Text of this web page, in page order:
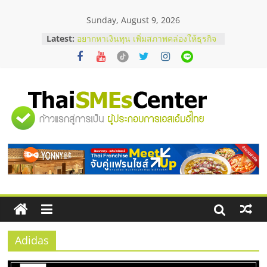
Sunday, August 9, 2026
Latest: อยากหาเงินทุน เพิ่มสภาพคล่องให้ธุรกิจ
เริ่มยังไงให้ผ่านฉลุย
สัมมนาออนไลน์ โอกาสบริหารสถานี
ThaiFranchise Meet Up จับคู่แฟรน
ไชส์ ครั้งที่ 8
ร้านเครื่องเสียงคุณภาพสูง พร้อม
บริษัท Cybersecurity ในไทยที่ไหนดี?
วิธีเลือกผู้ให้บริการให้คุ้มค่าและตอบ
โจทย์ธุรกิจ
"ศูนย์
รวม
ข้อมูล
ธุรกิจ
SME
Adidas